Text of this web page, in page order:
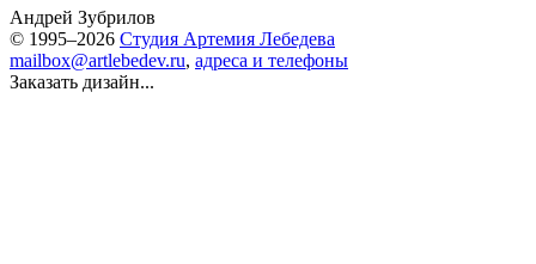
Андрей Зубрилов
© 1995–2026 Студия Артемия Лебедева
mailbox@artlebedev.ru, адреса и телефоны
Заказать дизайн...